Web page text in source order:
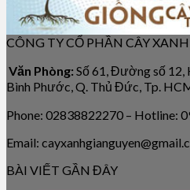
CÔNG TY CỔ PHẦN CÂY
Văn Phòng: Số 61, Đường số 12,
Bình Phước, Q. Thủ Đức, Tp.
Phone: 02838822270 – Hotline:
Email:
BÀI VIẾT GẦN ĐÂY